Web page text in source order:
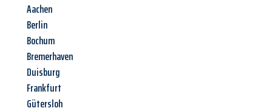
Aachen
Berlin
Bochum
Bremerhaven
Duisburg
Frankfurt
Gütersloh